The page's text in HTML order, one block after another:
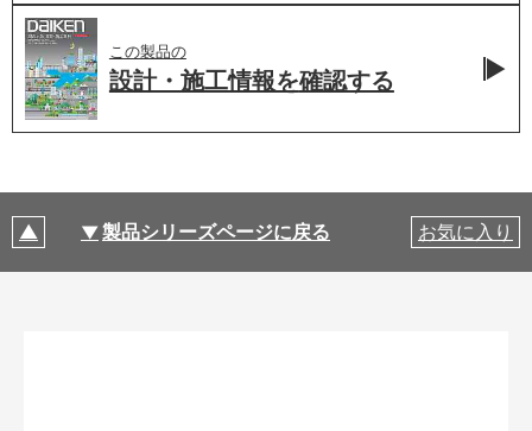
この製品の
設計・施工情報を確認する
製品シリーズページに戻る お気に入り